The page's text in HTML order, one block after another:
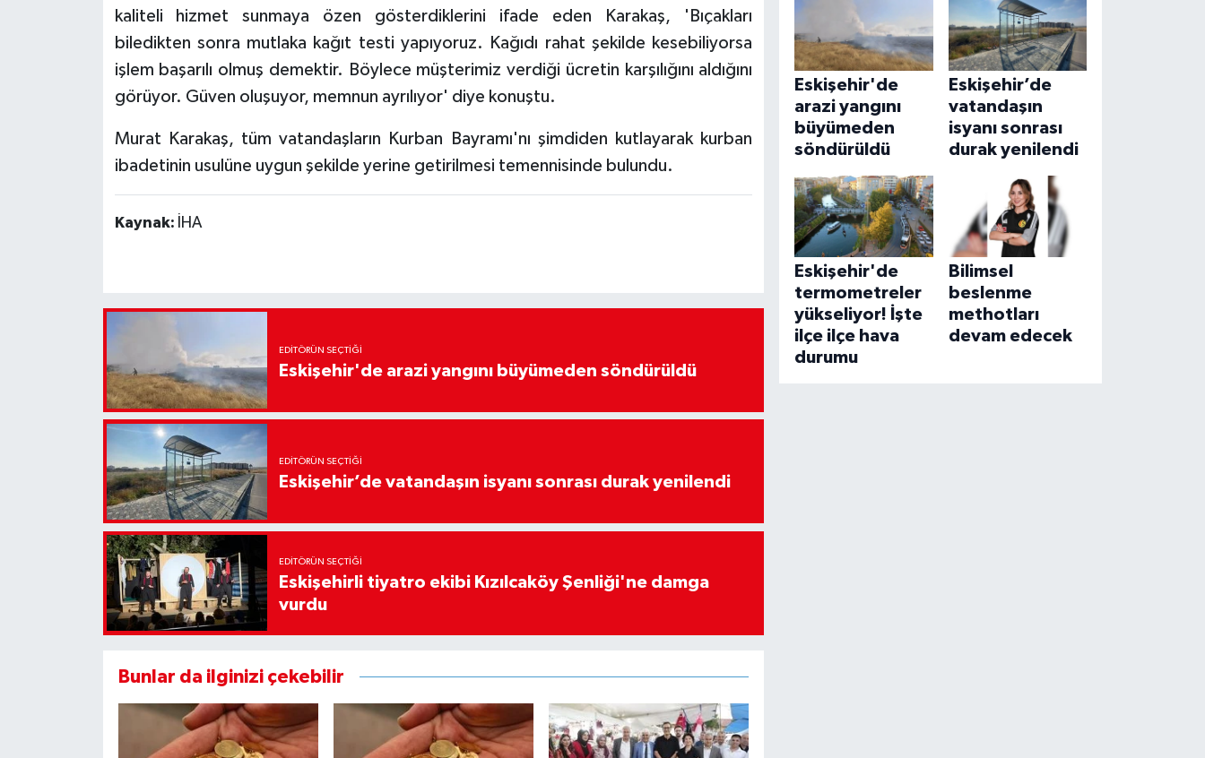
kaliteli hizmet sunmaya özen gösterdiklerini ifade eden Karakaş, 'Bıçakları
biledikten sonra mutlaka kağıt testi yapıyoruz. Kağıdı rahat şekilde kesebiliyorsa
işlem başarılı olmuş demektir. Böylece müşterimiz verdiği ücretin karşılığını aldığını
görüyor. Güven oluşuyor, memnun ayrılıyor' diye konuştu.
Murat Karakaş, tüm vatandaşların Kurban Bayramı'nı şimdiden kutlayarak kurban
ibadetinin usulüne uygun şekilde yerine getirilmesi temennisinde bulundu.
Kaynak: İHA
EDITÖRÜN SEÇTIĞI
Eskişehir'de arazi yangını büyümeden söndürüldü
EDITÖRÜN SEÇTIĞI
Eskişehir’de vatandaşın isyanı sonrası durak yenilendi
EDITÖRÜN SEÇTIĞI
Eskişehirli tiyatro ekibi Kızılcaköy Şenliği'ne damga
vurdu
Bunlar da ilginizi çekebilir
Eskişehir'de
arazi yangını
büyümeden
söndürüldü
Eskişehir’de
vatandaşın
isyanı sonrası
durak yenilendi
Eskişehir'de
termometreler
yükseliyor! İşte
ilçe ilçe hava
durumu
Bilimsel
beslenme
methotları
devam edecek